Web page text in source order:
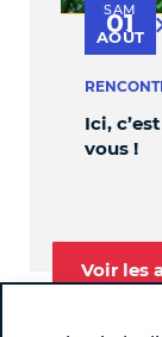
SAM
01
AOÛT
Ici,
vous !
Voir les